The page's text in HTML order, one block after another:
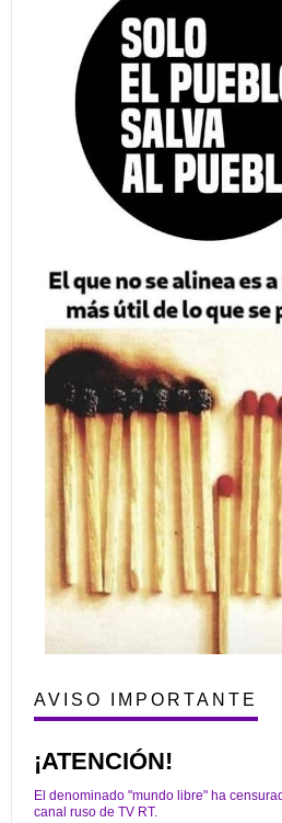
AVISO IMPORTANTE
¡ATENCIÓN!
El denominado "mundo libre" ha
canal ruso de TV RT.